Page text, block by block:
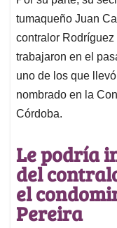
tumaqueño Juan
contralor
trabajaron en el
uno de los que
nombrado en la
Córdoba.
Le podría
del
el
Pereira